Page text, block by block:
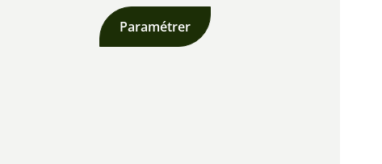
Paramétrer